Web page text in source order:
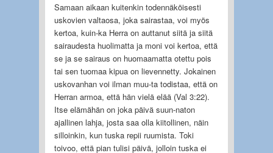
Samaan aikaan kuitenkin todennäköisesti
uskovien valtaosa, joka sairastaa, voi myös
kertoa, kuin-ka Herra on auttanut siitä ja siitä
sairaudesta huolimatta ja moni voi kertoa, että
se ja se sairaus on huomaamatta otettu pois
tai sen tuomaa kipua on lievennetty. Jokainen
uskovanhan voi ilman muu-ta todistaa, että on
Herran armoa, että hän vielä elää (Val 3:22).
Itse elämähän on joka päivä suun-naton
ajallinen lahja, josta saa olla kiitollinen, näin
silloinkin, kun tuska repii ruumista. Toki
toivoo, että pian tulisi päivä, jolloin tuska ei